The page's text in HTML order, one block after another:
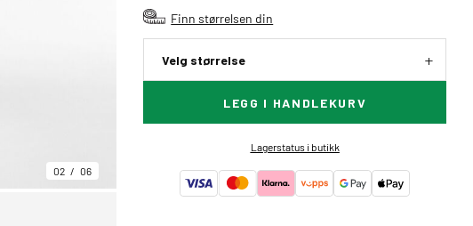
02 06
Finn størrelsen din
Velg størrelse
LEGG I HANDLEKURV
Lagerstatus i butikk